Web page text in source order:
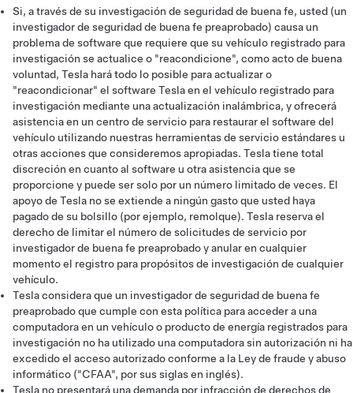
Si, a través de su investigación de seguridad de buena fe, usted (un
investigador de seguridad de buena fe preaprobado) causa un
problema de software que requiere que su vehículo registrado para
investigación se actualice o "reacondicione", como acto de buena
voluntad, Tesla hará todo lo posible para actualizar o
"reacondicionar" el software Tesla en el vehículo registrado para
investigación mediante una actualización inalámbrica, y ofrecerá
asistencia en un centro de servicio para restaurar el software del
vehículo utilizando nuestras herramientas de servicio estándares u
otras acciones que consideremos apropiadas. Tesla tiene total
discreción en cuanto al software u otra asistencia que se
proporcione y puede ser solo por un número limitado de veces. El
apoyo de Tesla no se extiende a ningún gasto que usted haya
pagado de su bolsillo (por ejemplo, remolque). Tesla reserva el
derecho de limitar el número de solicitudes de servicio por
investigador de buena fe preaprobado y anular en cualquier
momento el registro para propósitos de investigación de cualquier
vehículo.
Tesla considera que un investigador de seguridad de buena fe
preaprobado que cumple con esta política para acceder a una
computadora en un vehículo o producto de energía registrados para
investigación no ha utilizado una computadora sin autorización ni ha
excedido el acceso autorizado conforme a la Ley de fraude y abuso
informático ("CFAA", por sus siglas en inglés).
Tesla no presentará una demanda por infracción de derechos de